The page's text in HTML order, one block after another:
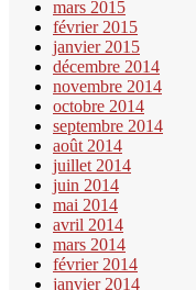
mars 2015
février 2015
janvier 2015
décembre 2014
novembre 2014
octobre 2014
septembre 2014
août 2014
juillet 2014
juin 2014
mai 2014
avril 2014
mars 2014
février 2014
janvier 2014